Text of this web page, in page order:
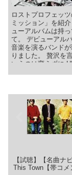
ロストプロフェッ
ミッション」を紹
ューアルバムは持
て。 デビューアル
音楽を演るバンド
りました。 贅沢を
いうのは変えずに
【試聴】【名曲ナ
This Town【帯コメ